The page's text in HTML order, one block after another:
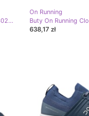
Buty On Running Cloudultra 2 M 3MD30280331 niebieskie
On Running
638,17 zł